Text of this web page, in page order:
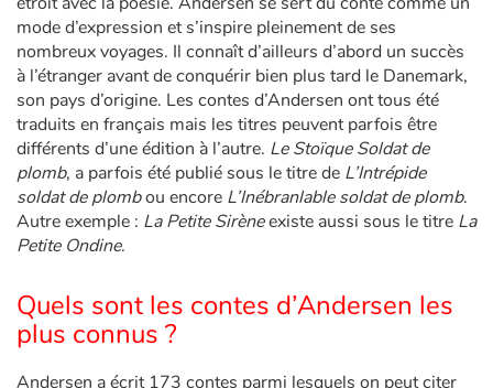
Blog
Actualités
Par thématique
Rencontres et témoignages
Autour de la lecture
mode d’expression et s’inspire pleinement de ses
nombreux voyages. Il connaît d’ailleurs d’abord un succès
à l’étranger avant de conquérir bien plus tard le Danemark,
son pays d’origine. Les contes d’Andersen ont tous été
traduits en français mais les titres peuvent parfois être
différents d’une édition à l’autre. Le Stoïque Soldat de
plomb, a parfois été publié sous le titre de L’Intrépide
soldat de plombou encore L’Inébranlable soldat de plomb.
Autre exemple : La Petite Sirèneexiste aussi sous le titre La
Petite Ondine.
Quels sont les contes d’Andersen les
plus connus ?
Andersen a écrit 173 contes parmi lesquels on peut citer